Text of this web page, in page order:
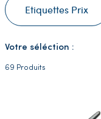
Etiquettes Prix
Votre séléction :
69 Produits